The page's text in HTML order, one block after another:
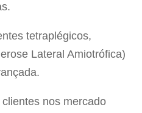
tetraplégicos,
Lateral Amiotrófica)
nos mercado